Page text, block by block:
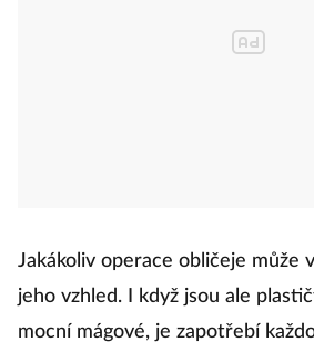
Jakákoliv operace obličeje může
jeho vzhled. I když jsou ale
mocní mágové, je zapotřebí